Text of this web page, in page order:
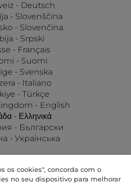
- Deutsch
- Slovenščina
- Slovenčina
- Srpski
- Français
- Suomi
- Svenska
- Italiano
- Türkçe
- English
- Ελληνικά
- Български
- Українська
os cookies", concorda com o
no seu dispositivo para melhorar